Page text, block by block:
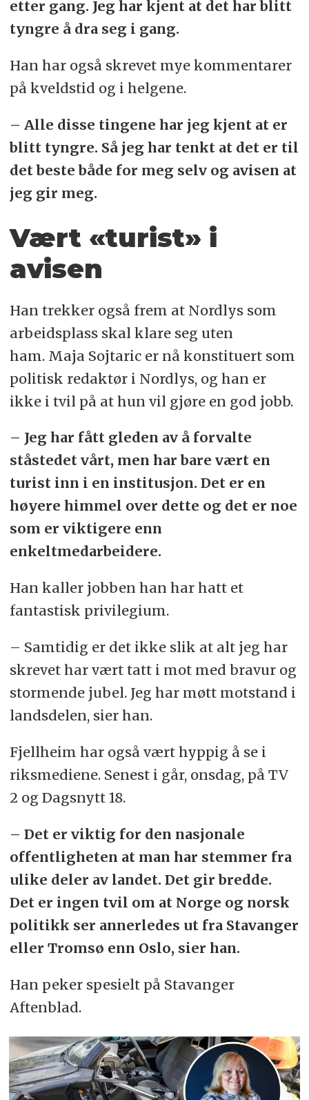
etter gang. Jeg har kjent at det har blitt
tyngre å dra seg i gang.
Han har også skrevet mye kommentarer
på kveldstid og i helgene.
– Alle disse tingene har jeg kjent at er
blitt tyngre. Så jeg har tenkt at det er til
det beste både for meg selv og avisen at
jeg gir meg.
Vært «turist» i
avisen
Han trekker også frem at Nordlys som
arbeidsplass skal klare seg uten
ham. Maja Sojtaric er nå konstituert som
politisk redaktør i Nordlys, og han er
ikke i tvil på at hun vil gjøre en god jobb.
– Jeg har fått gleden av å forvalte
ståstedet vårt, men har bare vært en
turist inn i en institusjon. Det er en
høyere himmel over dette og det er noe
som er viktigere enn
enkeltmedarbeidere.
Han kaller jobben han har hatt et
fantastisk privilegium.
– Samtidig er det ikke slik at alt jeg har
skrevet har vært tatt i mot med bravur og
stormende jubel. Jeg har møtt motstand i
landsdelen, sier han.
Fjellheim har også vært hyppig å se i
riksmediene. Senest i går, onsdag, på TV
2 og Dagsnytt 18.
– Det er viktig for den nasjonale
offentligheten at man har stemmer fra
ulike deler av landet. Det gir bredde.
Det er ingen tvil om at Norge og norsk
politikk ser annerledes ut fra Stavanger
eller Tromsø enn Oslo, sier han.
Han peker spesielt på Stavanger
Aftenblad.